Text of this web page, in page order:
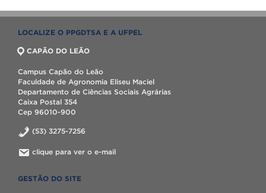
LOCALIZE O PPGDTSA E A UFPEL
CAPÃO DO LEÃO
Campus Capão do Leão
Faculdade de Agronomia Eliseu Maciel
Departamento de Ciências Sociais Agrárias
Caixa Postal 354
Cep 96010-900
(53) 3275-7256
clique para ver o e-mail
GESTÃO DO SITE